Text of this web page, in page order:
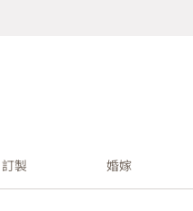
製 婚嫁